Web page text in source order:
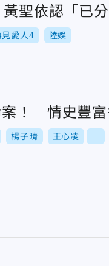
黃聖依認「已
見愛人4 陸娛
！ 情史豐富
楊子晴 王心凌